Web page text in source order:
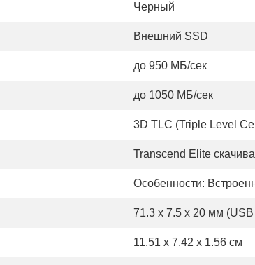
Черный
Внешний SSD
до 950 МБ/сек
до 1050 МБ/сек
3D TLC (Triple Level
Transcend Elite
Особенности:
71.3 x 7.5 x 20 мм
11.51 x 7.42 x 1.56 см